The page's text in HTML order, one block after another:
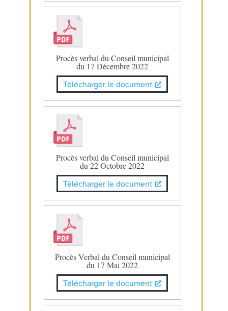
Procès verbal du Conseil municipal
du 17 Décembre 2022
Télécharger le document
Procès verbal du Conseil municipal
du 22 Octobre 2022
Télécharger le document
Procès Verbal du Conseil municipal
du 17 Mai 2022
Télécharger le document